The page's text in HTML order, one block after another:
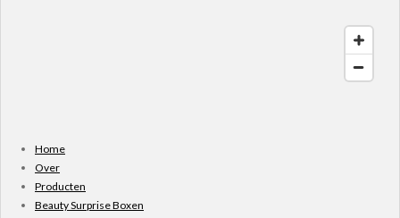
Home
Over
Producten
Beauty Surprise Boxen